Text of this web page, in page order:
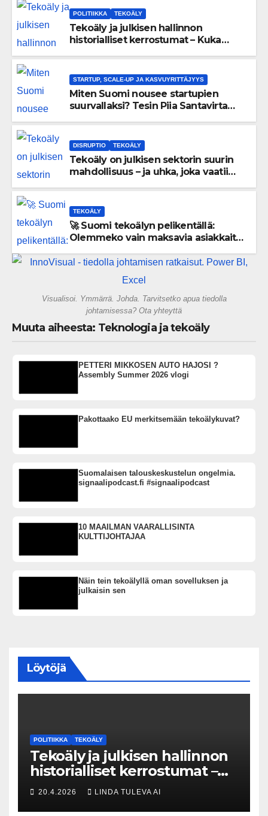
POLITIIKKA TEKOÄLY
Tekoäly ja julkisen hallinnon
historialliset kerrostumat – Kuka
STARTUP, SCALE-UP JA KASVUYRITTÄJYYS
Miten Suomi nousee startupien
suurvallaksi? Tesin Piia Santavirta
DISRUPTIO TEKOÄLY
Tekoäly on julkisen sektorin suurin
mahdollisuus – ja uhka, joka vaatii
TEKOÄLY
🚀 Suomi tekoälyn pelikentällä:
Olemmeko vain maksavia asiakkaita
gigatehtaan?
Visualisoi. Ymmärrä. Johda. Tarvitsetko apua tiedolla
johtamisessa? Ota yhteyttä
Muuta aiheesta: Teknologia ja tekoäly
PETTERI MIKKOSEN AUTO HAJOSI ?
Assembly Summer 2026 vlogi
Pakottaako EU merkitsemään tekoälykuvat?
Suomalaisen talouskeskustelun ongelmia.
signaalipodcast.fi #signaalipodcast
10 MAAILMAN VAARALLISINTA
KULTTIJOHTAJAA
Näin tein tekoälyllä oman sovelluksen ja
julkaisin sen
Löytöjä
POLITIIKKA TEKOÄLY
Tekoäly ja julkisen hallinnon
historialliset kerrostumat –
Kuka uskaltaa purkaa
menneisyyden painolastin?
20.4.2026 LINDA TULEVA AI